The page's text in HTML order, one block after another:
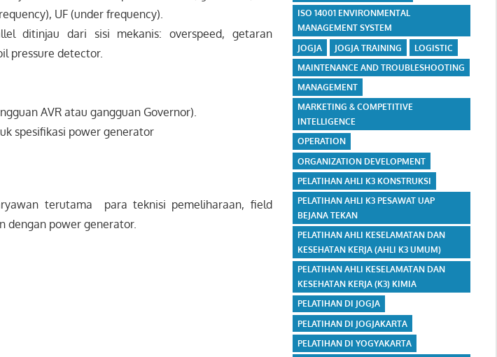
UF (under frequency).
ditinjau dari sisi mekanis: overspeed, getaran
pressure detector.
AVR atau gangguan Governor).
spesifikasi power generator
terutama para teknisi pemeliharaan, field
dengan power generator.
ISO 14001 ENVIRONMENTAL
MANAGEMENT SYSTEM
JOGJA
JOGJA TRAINING
LOGISTIC
MAINTENANCE AND TROUBLESHOOTING
MANAGEMENT
MARKETING & COMPETITIVE
INTELLIGENCE
OPERATION
ORGANIZATION DEVELOPMENT
PELATIHAN AHLI K3 KONSTRUKSI
PELATIHAN AHLI K3 PESAWAT UAP
BEJANA TEKAN
PELATIHAN AHLI KESELAMATAN DAN
KESEHATAN KERJA (AHLI K3 UMUM)
PELATIHAN AHLI KESELAMATAN DAN
KESEHATAN KERJA (K3) KIMIA
PELATIHAN DI JOGJA
PELATIHAN DI JOGJAKARTA
PELATIHAN DI YOGYAKARTA